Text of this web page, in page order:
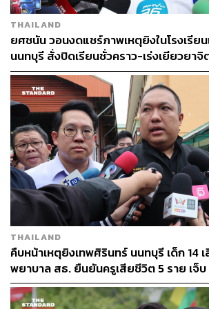
THAILAND
ยศชนัน วอนงดแชร์ภาพเหตุยิงในโรงเรีย
นนทบุรี สั่งปิดเรียนชั่วคราว-เร่งเยียวยาจิ
THAILAND
คืบหน้าเหตุยิงเทพศิรินทร์ นนทบุรี เด็ก 14
พยาบาล สธ. ยืนยันครูเสียชีวิต 5 ราย เจ็บ